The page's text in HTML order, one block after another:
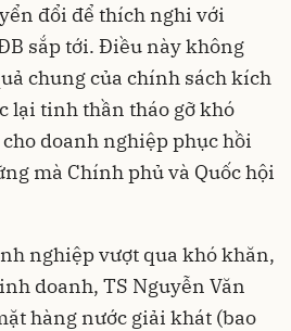
đổi để thích nghi với
sắp tới. Điều này không
chung của chính sách kích
lại tinh thần tháo gỡ khó
doanh nghiệp phục hồi
mà Chính phủ và Quốc hội
nghiệp vượt qua khó khăn,
doanh, TS Nguyễn Văn
hàng nước giải khát (bao